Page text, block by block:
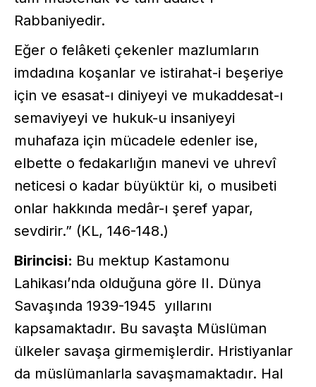
Rabbaniyedir.
Eğer o felâketi çekenler mazlumların
imdadına koşanlar ve istirahat-i beşeriye
için ve esasat-ı diniyeyi ve mukaddesat-ı
semaviyeyi ve hukuk-u insaniyeyi
muhafaza için mücadele edenler ise,
elbette o fedakarlığın manevi ve uhrevî
neticesi o kadar büyüktür ki, o musibeti
onlar hakkında medâr-ı şeref yapar,
sevdirir.” (KL, 146-148.)
Birincisi: Bu mektup Kastamonu
Lahikası’nda olduğuna göre II. Dünya
Savaşında 1939-1945 yıllarını
kapsamaktadır. Bu savaşta Müslüman
ülkeler savaşa girmemişlerdir. Hristiyanlar
da müslümanlarla savaşmamaktadır. Hal